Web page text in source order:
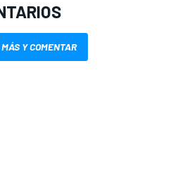
MÁS Y COMENTAR